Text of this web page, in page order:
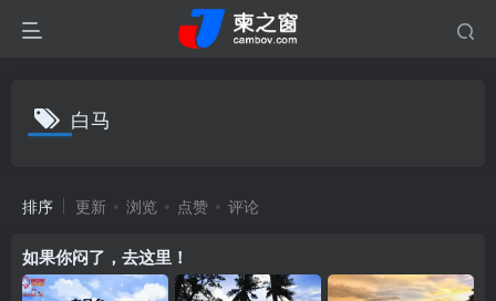
白马
排序 更新 浏览 点赞 评论
如果你闷了，去这里！